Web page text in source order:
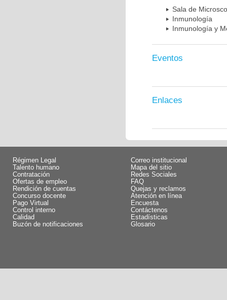
Sala de
Inmunología
Inmunología y
Eventos
Enlaces
Régimen Legal
Talento humano
Contratación
Ofertas de empleo
Rendición de cuentas
Concurso docente
Pago Virtual
Control interno
Calidad
Buzón de notificaciones
Correo institucional
Mapa del sitio
Redes Sociales
FAQ
Quejas y reclamos
Atención en línea
Encuesta
Contáctenos
Estadísticas
Glosario